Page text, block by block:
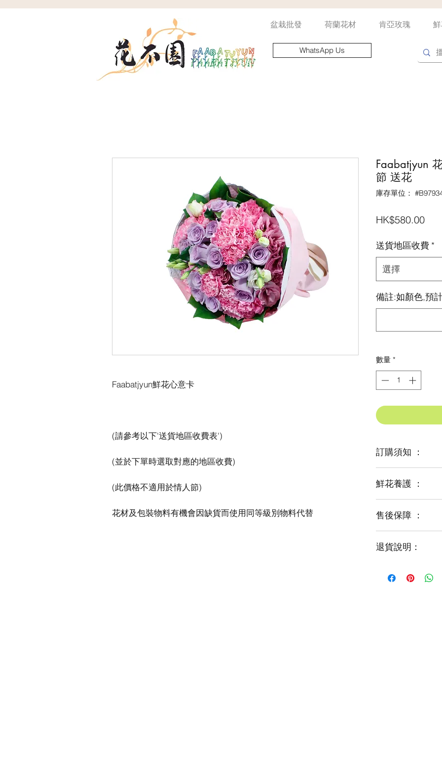
盆栽批發 荷蘭花材 肯亞玫瑰
WhatsApp Us
Faabatjyun
節 送花
庫存單位：
HK$580.00價
送貨地區收費 *
選擇
備註:如顏色,預
數量 *
訂購須知 ：
鮮花是季節性商品
花藝師會以同等級
鮮花養護 ：
每一束花都需要保養
售後保障 ：
免費提供鮮花養護查
退貨說明：
如收到的商品出現